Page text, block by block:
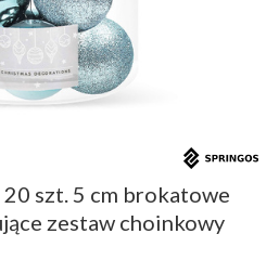
szt. 5 cm brokatowe
zestaw choinkowy